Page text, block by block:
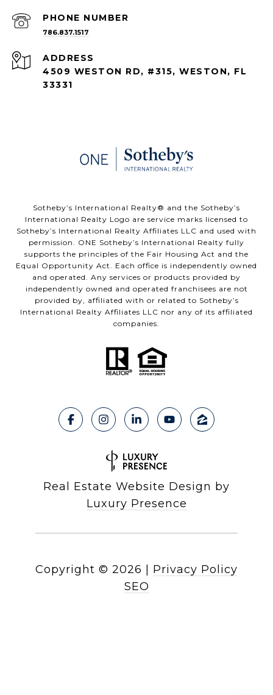
PHONE NUMBER
786.837.1517
ADDRESS
4509 WESTON RD, #315, WESTON, FL
33331
​​​​​Sotheby’s International Realty®️ and the Sotheby’s
International Realty Logo are service marks licensed to
Sotheby’s International Realty Affiliates LLC and used with
permission. ONE Sotheby’s International Realty fully
supports the principles of the Fair Housing Act and the
Equal Opportunity Act. Each office is independently owned
and operated. Any services or products provided by
independently owned and operated franchisees are not
provided by, affiliated with or related to Sotheby’s
International Realty Affiliates LLC nor any of its affiliated
companies.
Real Estate Website Design by
Luxury Presence
Copyright © 2026
Privacy Policy
SEO